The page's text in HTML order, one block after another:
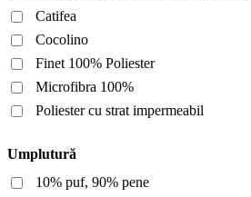
Catifea
Cocolino
Finet 100% Poliester
Microfibra 100%
Poliester cu strat impermeabil
Umplutură
10% puf, 90% pene